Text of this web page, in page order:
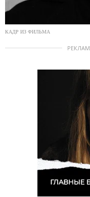
КАДР ИЗ ФИЛЬМА